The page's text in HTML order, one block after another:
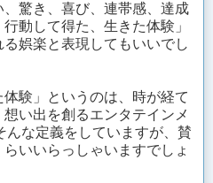
驚き、喜び、連帯感、達成
動して得た、生きた体験」
娯楽と表現してもいいでし
験」というのは、時が経て
い出を創るエンタテインメ
んな定義をしていますが、賛
いいらっしゃいますでしょ